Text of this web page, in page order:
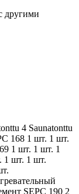
другими
4 Saunatonttu
168 1 шт. 1 шт.
1 шт. 1 шт. 1
1 шт. 1 шт.
SEPC 190 2